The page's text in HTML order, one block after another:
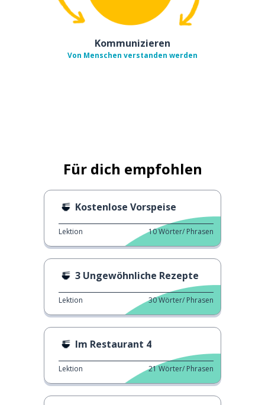
Kommunizieren
Von Menschen verstanden werden
Für dich empfohlen
Kostenlose Vorspeise
Lektion 10Wörter/ Phrasen
3 Ungewöhnliche Rezepte
Lektion 30Wörter/ Phrasen
Im Restaurant 4
Lektion 21Wörter/ Phrasen